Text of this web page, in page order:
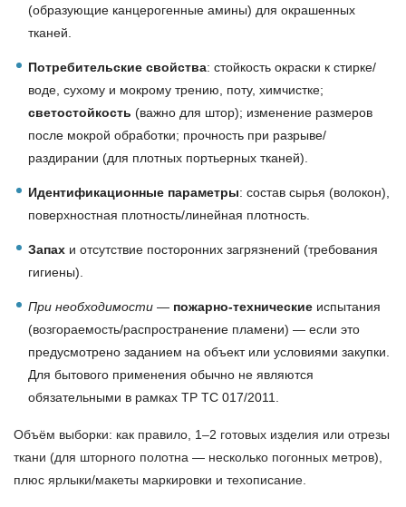
(образующие канцерогенные амины) для окрашенных
тканей.
Потребительские свойства: стойкость окраски к стирке/
воде, сухому и мокрому трению, поту, химчистке;
светостойкость (важно для штор); изменение размеров
после мокрой обработки; прочность при разрыве/
раздирании (для плотных портьерных тканей).
Идентификационные параметры: состав сырья (волокон),
поверхностная плотность/линейная плотность.
Запах и отсутствие посторонних загрязнений (требования
гигиены).
При необходимости — пожарно-технические испытания
(возгораемость/распространение пламени) — если это
предусмотрено заданием на объект или условиями закупки.
Для бытового применения обычно не являются
обязательными в рамках ТР ТС 017/2011.
Объём выборки: как правило, 1–2 готовых изделия или отрезы
ткани (для шторного полотна — несколько погонных метров),
плюс ярлыки/макеты маркировки и техописание.